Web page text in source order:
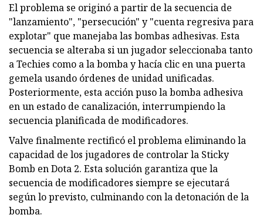
El problema se originó a partir de la secuencia de
"lanzamiento", "persecución" y "cuenta regresiva para
explotar" que manejaba las bombas adhesivas. Esta
secuencia se alteraba si un jugador seleccionaba tanto
a Techies como a la bomba y hacía clic en una puerta
gemela usando órdenes de unidad unificadas.
Posteriormente, esta acción puso la bomba adhesiva
en un estado de canalización, interrumpiendo la
secuencia planificada de modificadores.
Valve finalmente rectificó el problema eliminando la
capacidad de los jugadores de controlar la Sticky
Bomb en Dota 2. Esta solución garantiza que la
secuencia de modificadores siempre se ejecutará
según lo previsto, culminando con la detonación de la
bomba.